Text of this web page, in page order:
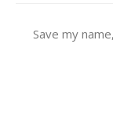
Save my